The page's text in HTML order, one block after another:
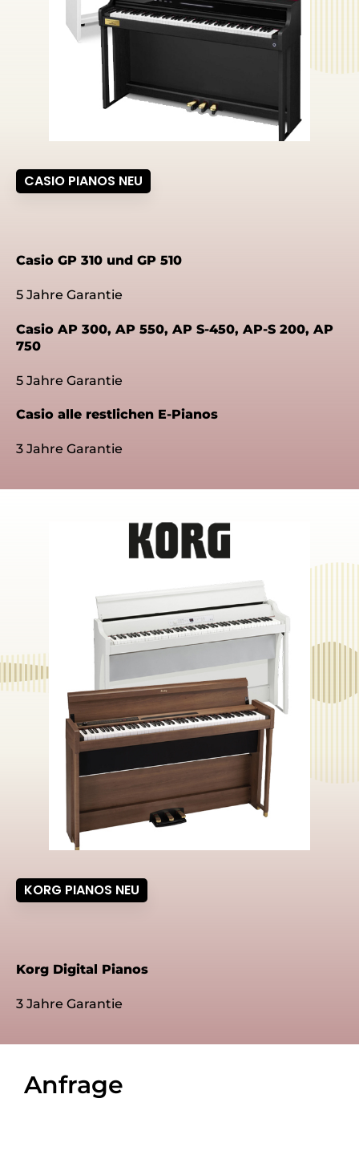
CASIO PIANOS NEU
Casio GP 310 und GP 510
5 Jahre Garantie
Casio AP 300, AP 550, AP S-450, AP-S 200, AP
750
5 Jahre Garantie
Casio alle restlichen E-Pianos
3 Jahre Garantie
KORG PIANOS NEU
Korg Digital Pianos
3 Jahre Garantie
Anfrage